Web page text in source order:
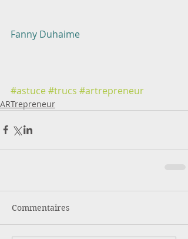
Fanny Duhaime
#astuce #trucs #artrepreneur
ARTrepreneur
Commentaires